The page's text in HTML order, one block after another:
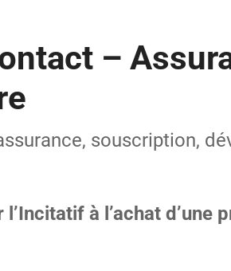
–
souscription,
à l’achat d’une